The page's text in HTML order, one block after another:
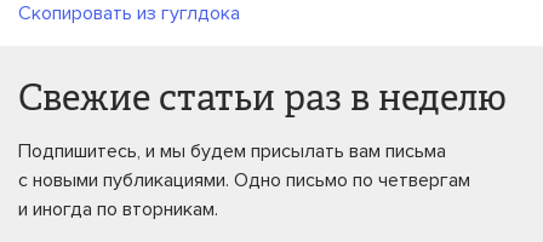
Скопировать из гуглдока
Свежие статьи раз в неделю
Подпишитесь, и мы будем присылать вам письма
с новыми публикациями. Одно письмо по четвергам
и иногда по вторникам.